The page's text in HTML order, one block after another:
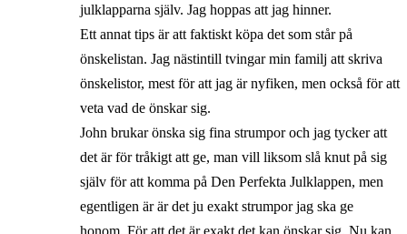
julklapparna själv. Jag hoppas att jag hinner.
Ett annat tips är att faktiskt köpa det som står på
önskelistan. Jag nästintill tvingar min familj att skriva
önskelistor, mest för att jag är nyfiken, men också för att
veta vad de önskar sig.
John brukar önska sig fina strumpor och jag tycker att
det är för tråkigt att ge, man vill liksom slå knut på sig
själv för att komma på Den Perfekta Julklappen, men
egentligen är är det ju exakt strumpor jag ska ge
honom. För att det är exakt det kan önskar sig. Nu kan